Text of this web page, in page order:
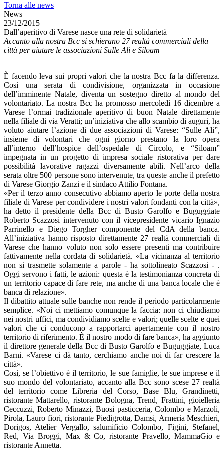
Torna alle news
News
23/12/2015
Dall’aperitivo di Varese nasce una rete di solidarietà
Accanto alla nostra Bcc si schierano 27 realtà commerciali della
città per aiutare le associazioni Sulle Ali e Siloam
È facendo leva sui propri valori che la nostra Bcc fa la differenza.
Così una serata di condivisione, organizzata in occasione
dell’imminente Natale, diventa un sostegno diretto al mondo del
volontariato. La nostra Bcc ha promosso mercoledì 16 dicembre a
Varese l’ormai tradizionale aperitivo di buon Natale direttamente
nella filiale di via Veratti; un’iniziativa che allo scambio di auguri, ha
voluto aiutare l’azione di due associazioni di Varese: “Sulle Ali”,
insieme di volontari che ogni giorno prestano la loro opera
all’interno dell’hospice dell’ospedale di Circolo, e “Siloam”
impegnata in un progetto di impresa sociale ristorativa per dare
possibilità lavorative ragazzi diversamente abili. Nell’arco della
serata oltre 500 persone sono intervenute, tra queste anche il prefetto
di Varese Giorgio Zanzi e il sindaco Attilio Fontana.
«Per il terzo anno consecutivo abbiamo aperto le porte della nostra
filiale di Varese per condividere i nostri valori fondanti con la città»,
ha detto il presidente della Bcc di Busto Garolfo e Buguggiate
Roberto Scazzosi intervenuto con il vicepresidente vicario Ignazio
Parrinello e Diego Torgher componente del CdA della banca.
All’iniziativa hanno risposto direttamente 27 realtà commerciali di
Varese che hanno voluto non solo essere presenti ma contribuire
fattivamente nella cordata di solidarietà. «La vicinanza al territorio
non si trasmette solamente a parole - ha sottolineato Scazzosi - .
Oggi servono i fatti, le azioni: questa è la testimonianza concreta di
un territorio capace di fare rete, ma anche di una banca locale che è
banca di relazione».
Il dibattito attuale sulle banche non rende il periodo particolarmente
semplice. «Noi ci mettiamo comunque la faccia: non ci chiudiamo
nei nostri uffici, ma condividiamo scelte e valori; quelle scelte e quei
valori che ci conducono a rapportarci apertamente con il nostro
territorio di riferimento. È il nostro modo di fare banca», ha aggiunto
il direttore generale della Bcc di Busto Garolfo e Buguggiate, Luca
Barni. «Varese ci dà tanto, cerchiamo anche noi di far crescere la
città».
Così, se l’obiettivo è il territorio, le sue famiglie, le sue imprese e il
suo mondo del volontariato, accanto alla Bcc sono scese 27 realtà
del territorio come Libreria del Corso, Base Blu, Grandinetti,
ristorante Mattarello, ristorante Bologna, Trend, Frattini, gioielleria
Ceccuzzi, Roberto Minazzi, Buosi pasticceria, Colombo e Marzoli,
Pirola, Lauro fiori, ristorante Piedigrotta, Damsi, Armeria Meschieri,
Dorigos, Atelier Vergallo, salumificio Colombo, Figini, Stefanel,
Red, Via Broggi, Max & Co, ristorante Pravello, MammaGio e
ristorante Annetta.